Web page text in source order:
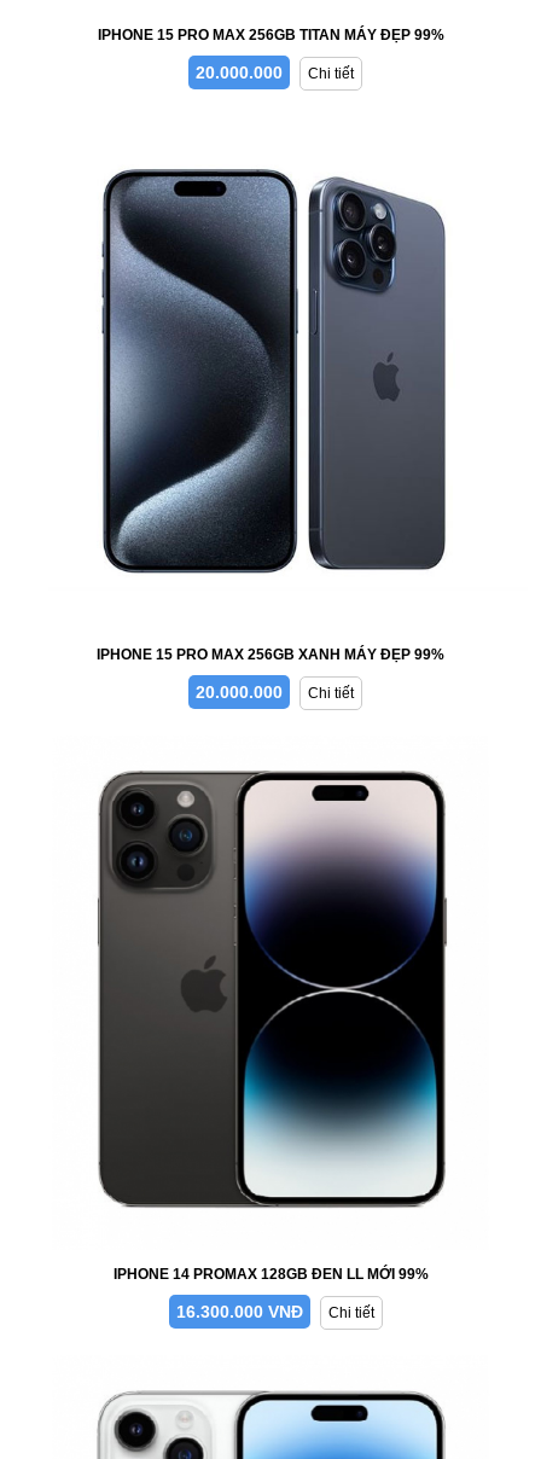
IPHONE 15 PRO MAX 256GB TITAN MÁY ĐẸP 99%
20.000.000 Chi tiết
IPHONE 15 PRO MAX 256GB XANH MÁY ĐẸP 99%
20.000.000 Chi tiết
IPHONE 14 PROMAX 128GB ĐEN LL MỚI 99%
16.300.000 VNĐ Chi tiết